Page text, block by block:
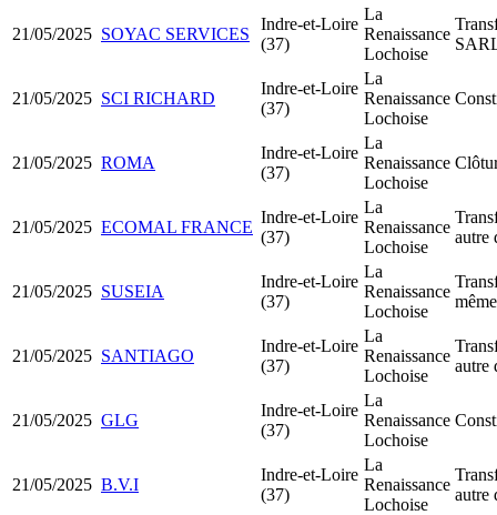
21/05/2025 SOYAC SERVICES
Indre-et-Loire
(37)
La
Renaissance
Lochoise
21/05/2025 SCI RICHARD
Indre-et-Loire
(37)
La
Renaissance
Lochoise
21/05/2025 ROMA
Indre-et-Loire
(37)
La
Renaissance
Lochoise
21/05/2025 ECOMAL FRANCE
Indre-et-Loire
(37)
La
Renaissance
Lochoise
autre
21/05/2025 SUSEIA
Indre-et-Loire
(37)
La
Renaissance
Lochoise
21/05/2025 SANTIAGO
Indre-et-Loire
(37)
La
Renaissance
Lochoise
autre
21/05/2025 GLG
Indre-et-Loire
(37)
La
Renaissance
Lochoise
21/05/2025 B.V.I
Indre-et-Loire
(37)
La
Renaissance
Lochoise
autre